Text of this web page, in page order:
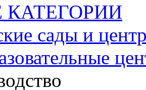
КАТЕГОРИИ
сады и